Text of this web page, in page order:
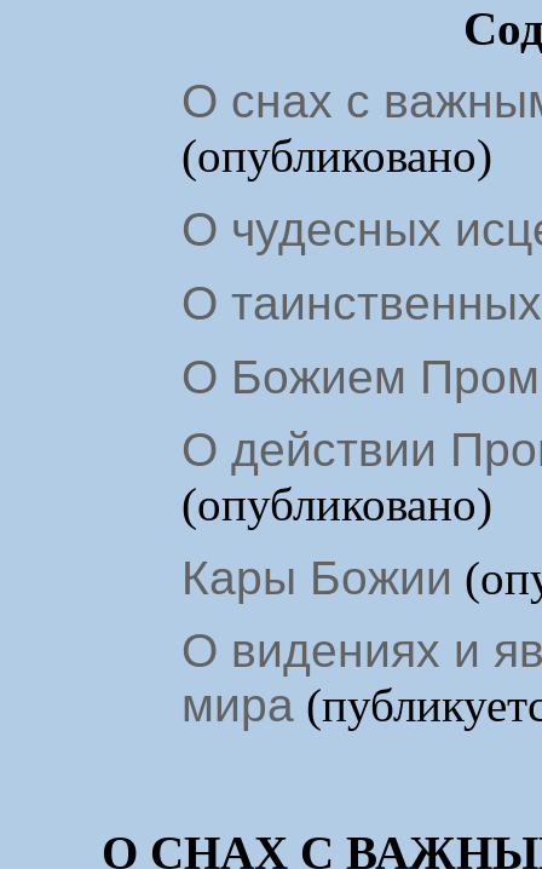
О снах с
(опубликовано)
О чудесных
О
О Божием
О действии
(опубликовано)
Кары Божии
О видениях и
мира
О СНАХ С